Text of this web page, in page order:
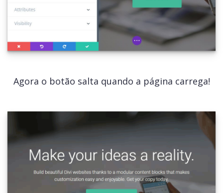
Agora o botão salta quando a página carrega!